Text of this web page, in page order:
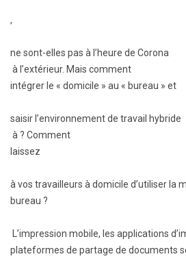
,
ne sont-elles pas à l’heure de Corona
à l’extérieur. Mais comment
intégrer le « domicile » au « bureau » et
saisir l’environnement de travail hybride
à ? Comment
laissez
à vos travailleurs à domicile d’utiliser la
bureau ?
L’impression mobile, les applications
plateformes de partage de documents